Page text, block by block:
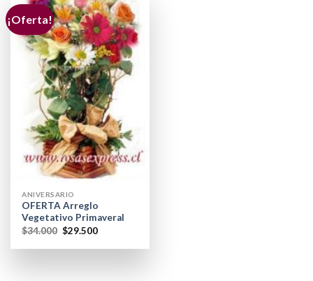
¡Oferta!
ANIVERSARIO
OFERTA Arreglo
Vegetativo Primaveral
$34.000 $29.500